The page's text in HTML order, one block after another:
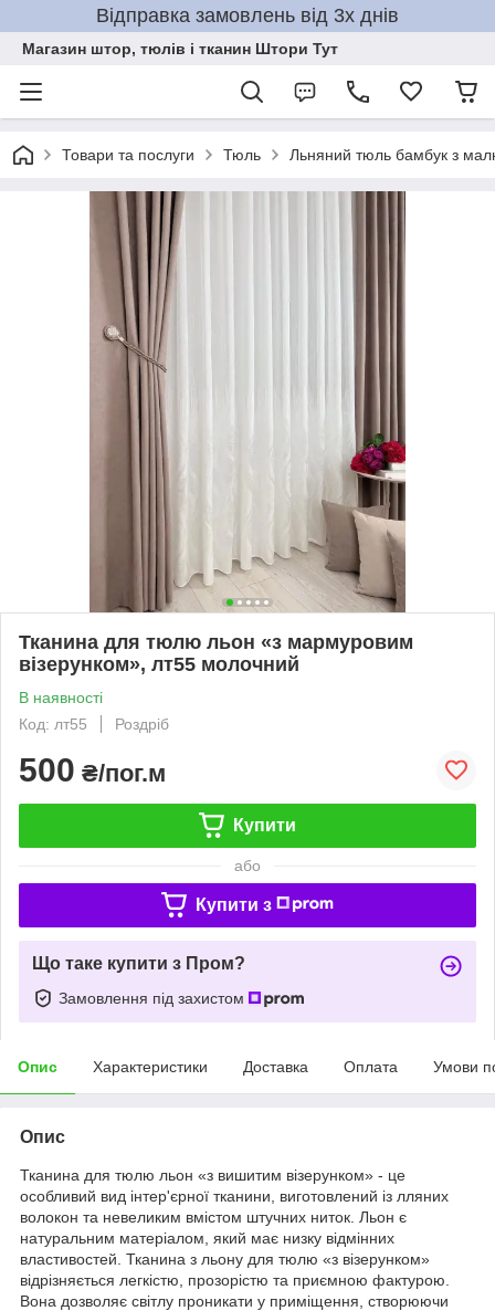
Відправка замовлень від 3х днів
Магазин штор, тюлів і тканин Штори Тут
Товари та послуги Тюль Льняний тюль бамбук з
Тканина для тюлю льон «з мармуровим
візерунком», лт55 молочний
В наявності
Код: лт55
Роздріб
500 ₴/пог.м
Купити
або
Купити з
Що таке купити з Пром?
Замовлення під захистом
Опис Характеристики Доставка Оплата Умови
Опис
Тканина для тюлю льон «з вишитим візерунком» - це
особливий вид інтер'єрної тканини, виготовлений із лляних
волокон та невеликим вмістом штучних ниток. Льон є
натуральним матеріалом, який має низку відмінних
властивостей. Тканина з льону для тюлю «з візерунком»
відрізняється легкістю, прозорістю та приємною фактурою.
Вона дозволяє світлу проникати у приміщення, створюючи